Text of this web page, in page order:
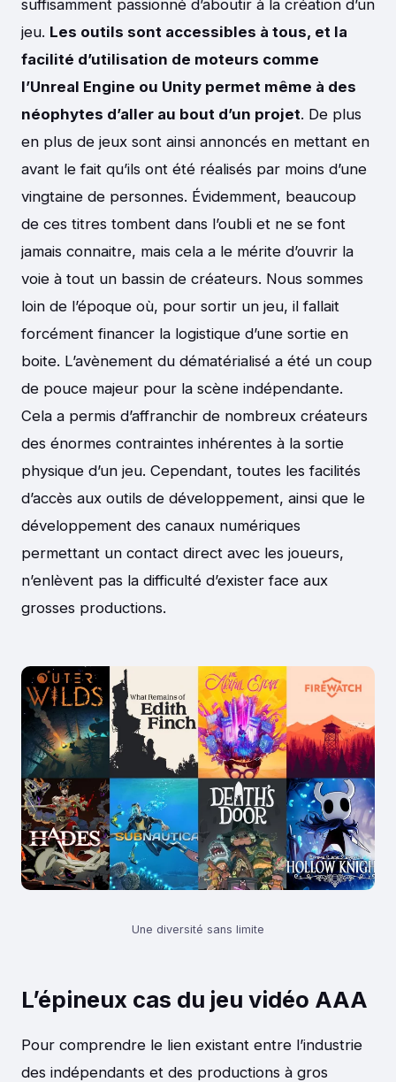
suffisamment passionné d’aboutir à la création d’un
jeu. Les outils sont accessibles à tous, et la
facilité d’utilisation de moteurs comme
l’Unreal Engine ou Unity permet même à des
néophytes d’aller au bout d’un projet. De plus
en plus de jeux sont ainsi annoncés en mettant en
avant le fait qu’ils ont été réalisés par moins d’une
vingtaine de personnes. Évidemment, beaucoup
de ces titres tombent dans l’oubli et ne se font
jamais connaitre, mais cela a le mérite d’ouvrir la
voie à tout un bassin de créateurs. Nous sommes
loin de l’époque où, pour sortir un jeu, il fallait
forcément financer la logistique d’une sortie en
boite. L’avènement du dématérialisé a été un coup
de pouce majeur pour la scène indépendante.
Cela a permis d’affranchir de nombreux créateurs
des énormes contraintes inhérentes à la sortie
physique d’un jeu. Cependant, toutes les facilités
d’accès aux outils de développement, ainsi que le
développement des canaux numériques
permettant un contact direct avec les joueurs,
n’enlèvent pas la difficulté d’exister face aux
grosses productions.
Une diversité sans limite
L’épineux cas du jeu vidéo AAA
Pour comprendre le lien existant entre l’industrie
des indépendants et des productions à gros